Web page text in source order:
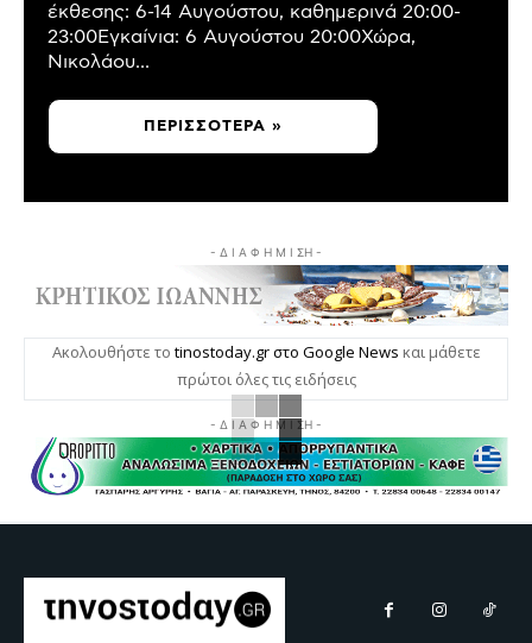
έκθεσης: 6-14 Αυγούστου, καθημερινά 20:00-
23:00Εγκαίνια: 6 Αυγούστου 20:00Χώρα,
Νικολάου...
ΠΕΡΙΣΣΌΤΕΡΑ »
- Δ Ι Α Φ Η Μ Ι ΣΗ -
Ακολουθήστε το tinostoday.gr στο Google News και μάθετε
πρώτοι όλες τις ειδήσεις
- Δ Ι Α Φ Η Μ Ι ΣΗ -